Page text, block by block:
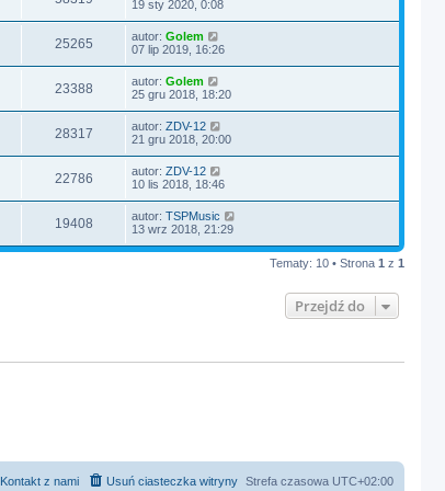
19 sty 2020, 0:08
25265 autor: Golem
07 lip 2019, 16:26
23388 autor: Golem
25 gru 2018, 18:20
28317 autor: ZDV-12
21 gru 2018, 20:00
22786 autor: ZDV-12
10 lis 2018, 18:46
19408 autor: TSPMusic
13 wrz 2018, 21:29
Tematy: 10 • Strona 1 z 1
Przejdź do
Strefa czasowa UTC+02:00
Usuń ciasteczka witryny
Kontakt z nami